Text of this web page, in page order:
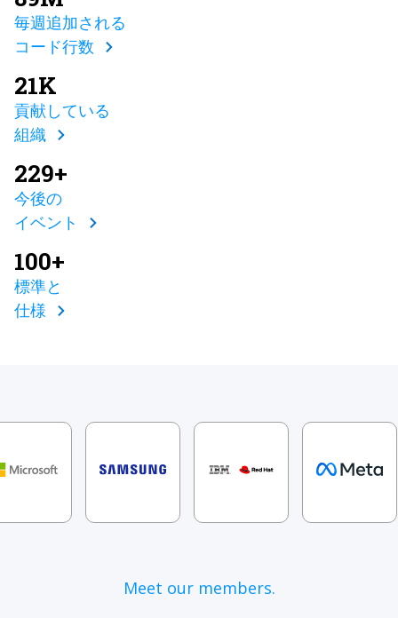
毎週追加される
コード行数
21K
貢献している
組織
229+
今後の
イベント
100+
標準と
仕様
Meet our members.